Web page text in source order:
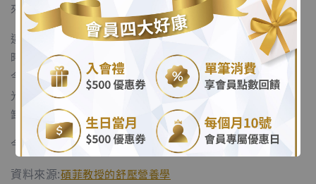
.
.
來哄你入睡的「褪黑激素」，硬生生地給逼了回去。
這就是為什麼，你越滑越清醒，等到十二點終於放下手機
時，腦袋卻像是在高速公路上狂飆的車，怎麼也煞不住了。
今晚我們可以去把手機螢幕設定成暖色調的夜間模式。把燈
光調暗，就是告訴身體：「外頭天黑了，我們安全了，可以
卸下防備了。」
今晚早點把手機放下吧，晚安！
資料來源:碩菲教授的舒壓營養學